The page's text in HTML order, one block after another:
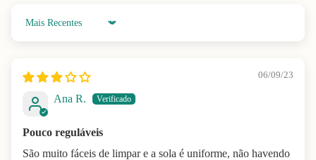
Sort by
06/09/23
Ana R.
Pouco reguláveis
São muito fáceis de limpar e a sola é uniforme, não havendo